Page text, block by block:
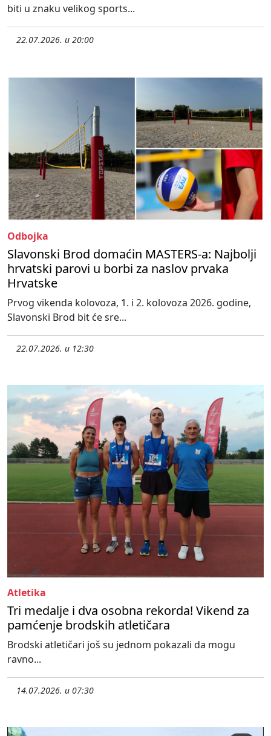
biti u znaku velikog sports...
22.07.2026. u 20:00
Odbojka
Slavonski Brod domaćin MASTERS-a: Najbolji
hrvatski parovi u borbi za naslov prvaka
Hrvatske
Prvog vikenda kolovoza, 1. i 2. kolovoza 2026. godine,
Slavonski Brod bit će sre...
22.07.2026. u 12:30
Atletika
Tri medalje i dva osobna rekorda! Vikend za
pamćenje brodskih atletičara
Brodski atletičari još su jednom pokazali da mogu
ravno...
14.07.2026. u 07:30